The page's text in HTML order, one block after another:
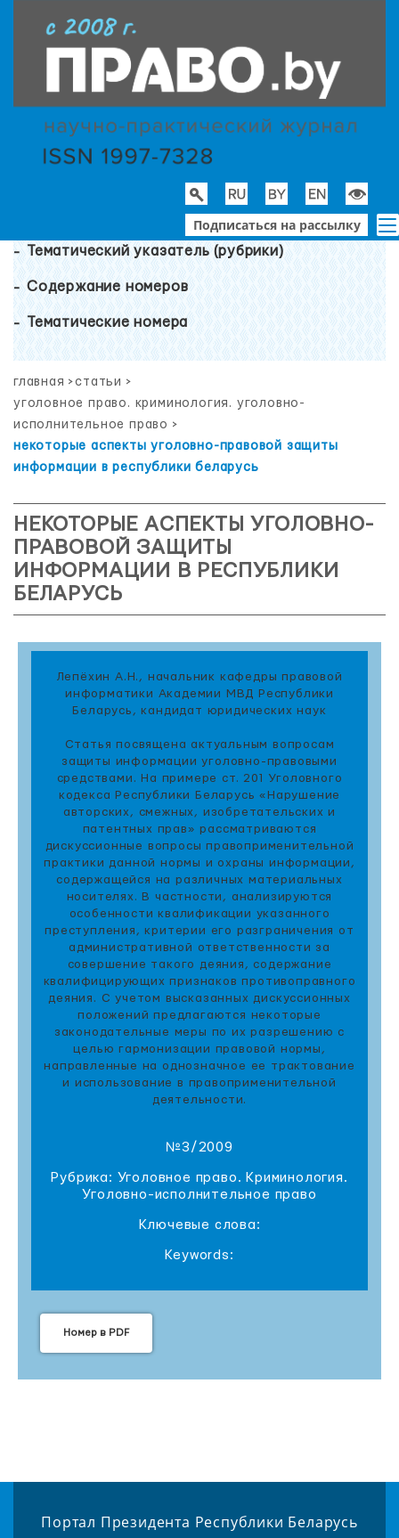
Подписаться на рассылку
Тематический указатель (рубрики)
Содержание номеров
Тематические номера
главная >статьи >
уголовное право. криминология. уголовно-
исполнительное право >
некоторые аспекты уголовно-правовой защиты
информации в республики беларусь
НЕКОТОРЫЕ АСПЕКТЫ УГОЛОВНО-
ПРАВОВОЙ ЗАЩИТЫ
ИНФОРМАЦИИ В РЕСПУБЛИКИ
БЕЛАРУСЬ
Лепёхин А.Н., начальник кафедры правовой
информатики Академии МВД Республики
Беларусь, кандидат юридических наук
Статья посвящена актуальным вопросам
защиты информации уголовно-правовыми
средствами. На примере ст. 201 Уголовного
кодекса Республики Беларусь «Нарушение
авторских, смежных, изобретательских и
патентных прав» рассматриваются
дискуссионные вопросы правоприменительной
практики данной нормы и охраны информации,
содержащейся на различных материальных
носителях. В частности, анализируются
особенности квалификации указанного
преступления, критерии его разграничения от
административной ответственности за
совершение такого деяния, содержание
квалифицирующих признаков противоправного
деяния. С учетом высказанных дискуссионных
положений предлагаются некоторые
законодательные меры по их разрешению с
целью гармонизации правовой нормы,
направленные на однозначное ее трактование
и использование в правоприменительной
деятельности.
№3/2009
Рубрика: Уголовное право. Криминология.
Уголовно-исполнительное право
Ключевые слова:
Keywords:
Номер в PDF
Портал Президента Республики Беларусь